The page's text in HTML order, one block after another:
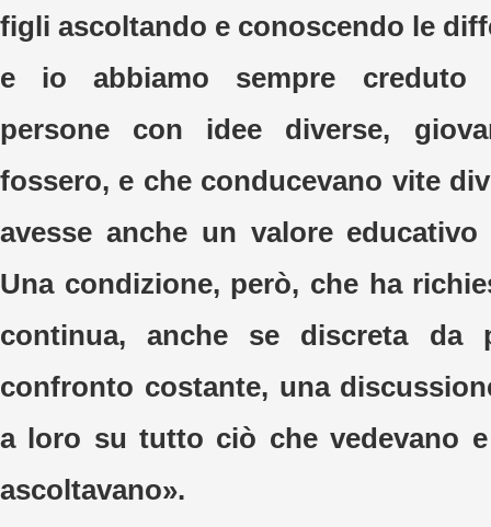
figli ascoltando e conoscendo le
e io abbiamo sempre creduto
persone con idee diverse,
fossero, e che conducevano vite
avesse anche un valore
Una condizione, però, che ha
continua, anche se discreta da
confronto costante, una
a loro su tutto ciò che vedevano
ascoltavano».